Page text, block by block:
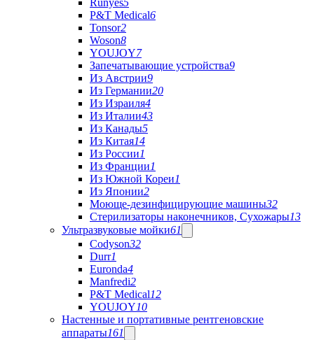
Runyes5
P&T Medical6
Tonsor2
Woson8
YOUJOY7
Запечатывающие устройства9
Из Австрии9
Из Германии20
Из Израиля4
Из Италии43
Из Канады5
Из Китая14
Из России1
Из Франции1
Из Южной Кореи1
Из Японии2
Моюще-дезинфицирующие машины32
Стерилизаторы наконечников, Сухожары13
Ультразвуковые мойки61
Codyson32
Durr1
Euronda4
Manfredi2
P&T Medical12
YOUJOY10
Настенные и портативные рентгеновские
аппараты161